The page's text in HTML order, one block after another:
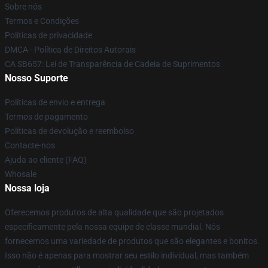
Sobre nós
Termos e Condições
Políticas de privacidade
DMCA - Política de Direitos Autorais
CA SB657: Lei de Transparência de Cadeia de Suprimentos
Nosso Suporte
Políticas de envio e entrega
Termos de pagamento
Políticas de devolução e reembolso
Contacte-nos
Ajuda ao cliente (FAQ)
Whosale
Nossa loja
Oferecemos produtos de alta qualidade que são projetados
especificamente pela nossa equipe de classe mundial. Nós
fornecemos uma variedade de produtos que são elegantes e bonitos.
Isso não é apenas para mostrar seu estilo individual, mas também